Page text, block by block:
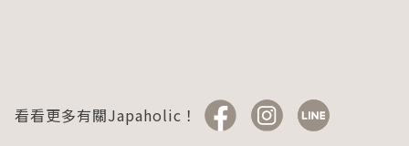
看看更多有關Japaholic！